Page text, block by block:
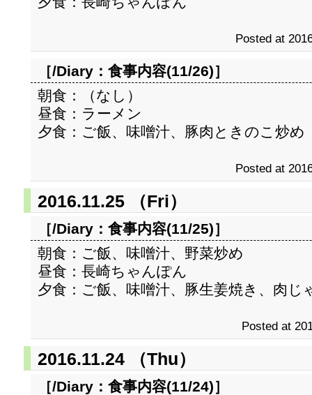
Posted at
［/Diary： 食事内容(11/26)］
朝食：（なし）
昼食：ラーメン
夕食：ご飯、味噌汁、豚肉ときのこ炒め
Posted at
2016.11.25 （Fri）
［/Diary： 食事内容(11/25)］
朝食：ご飯、味噌汁、野菜炒め
昼食：長崎ちゃんぽん
夕食：ご飯、味噌汁、豚生姜焼き、肉じ
Posted at
2016.11.24 （Thu）
［/Diary： 食事内容(11/24)］